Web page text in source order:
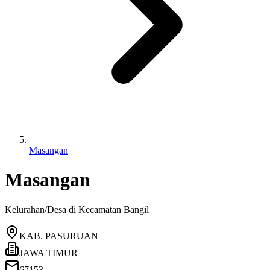
Masangan
Masangan
Kelurahan/Desa di Kecamatan Bangil
KAB. PASURUAN
JAWA TIMUR